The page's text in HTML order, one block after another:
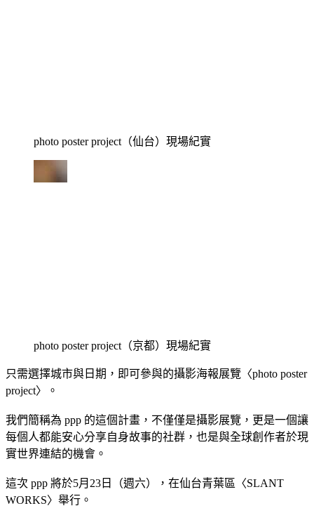
photo poster project（仙台）現場紀實
photo poster project（京都）現場紀實
只需選擇城市與日期，即可參與的攝影海報展覽〈photo poster
project〉。
我們簡稱為 ppp 的這個計畫，不僅僅是攝影展覽，更是一個讓
每個人都能安心分享自身故事的社群，也是與全球創作者於現
實世界連結的機會。
這次 ppp 將於5月23日（週六），在仙台青葉區〈SLANT
WORKS〉舉行。